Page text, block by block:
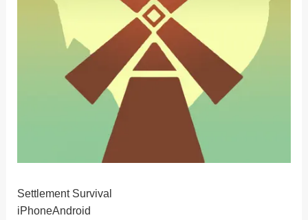
Settlement Survival
iPhoneAndroid